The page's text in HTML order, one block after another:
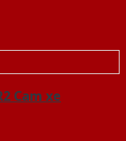
Cam xe